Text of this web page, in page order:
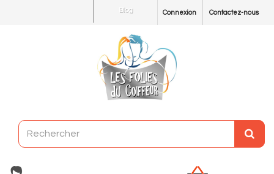
Contactez-nous
Connexion
Blog